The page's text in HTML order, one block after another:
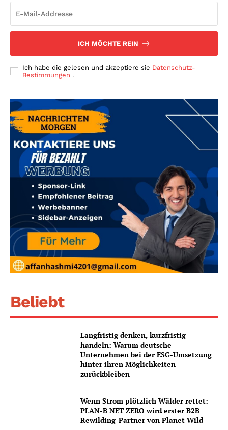
ICH MÖCHTE REIN
Ich habe die gelesen und akzeptiere sie Datenschutz-
Bestimmungen .
Beliebt
Langfristig denken, kurzfristig
handeln: Warum deutsche
Unternehmen bei der ESG-Umsetzung
hinter ihren Möglichkeiten
zurückbleiben
Wenn Strom plötzlich Wälder rettet:
PLAN-B NET ZERO wird erster B2B
Rewilding-Partner von Planet Wild